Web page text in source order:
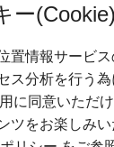
ー
置情報サービ
ス分析を行う
に同意いただ
ツをお楽しみ